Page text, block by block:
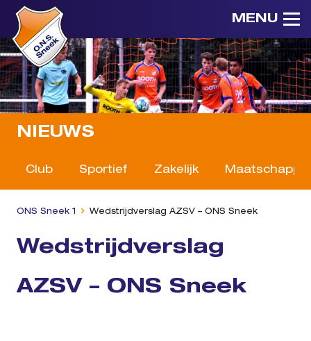
MENU
NIEUWS
Club Sportief Zakelijk
ONS Sneek 1 Wedstrijdverslag AZSV – ONS Sneek
Wedstrijdverslag
AZSV – ONS Sneek